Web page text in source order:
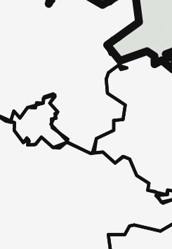
zu einem Pflegeplatz